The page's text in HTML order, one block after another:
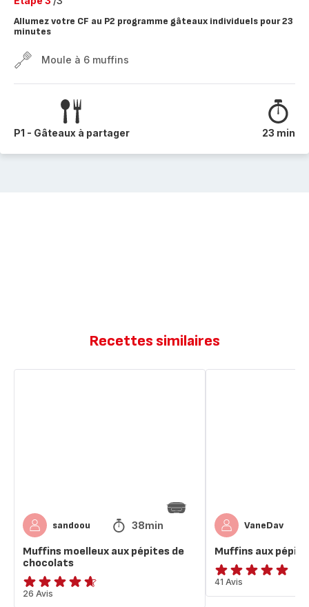
Allumez votre CF au P2 programme gâteaux individuels pour 23
minutes
Moule à 6 muffins
P1 - Gâteaux à partager 23 min
Recettes similaires
sandoou 38min
Muffins moelleux aux pépites de
chocolats
ratings.4.6
26 Avis
VaneDav
Muffins aux
Avis
5
41 Avis